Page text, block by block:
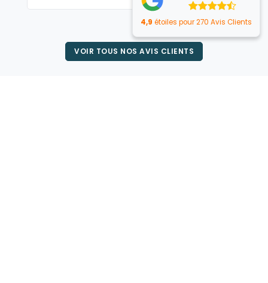
VOIR TOUS NOS AVIS CLIENTS
4,9 étoiles pour 270 Avis Clients